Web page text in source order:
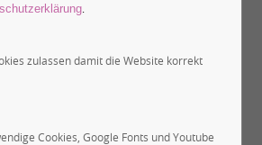
von YouTube wurde nicht
ändern Sie dieDatenschutz-
zulassen damit die Website korrekt
Cookies, Google Fonts und Youtube